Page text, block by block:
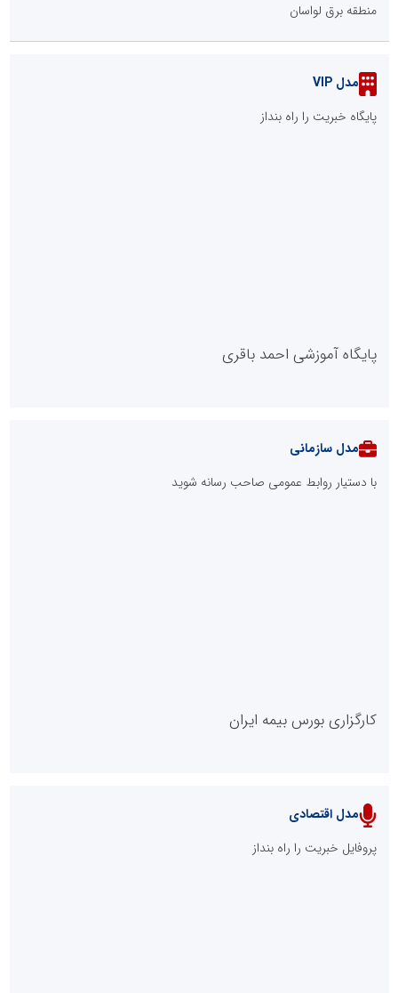
منطقه برق لواسان
مدل VIP
پایگاه خبریت را راه بنداز
پایگاه آموزشی احمد باقری
پایگاه خبری نهضت ملی مسکن
مدل سازمانی
با دستیار روابط عمومی صاحب رسانه شوید
کارگزاری بورس بیمه ایران
مدل اقتصادی
پروفایل خبریت را راه بنداز